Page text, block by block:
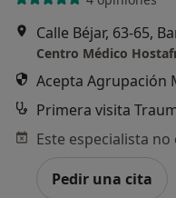
Calle Béjar, 63-65,
Centro Médico
Acepta Agrupación
Primera visita
Pedir una cita